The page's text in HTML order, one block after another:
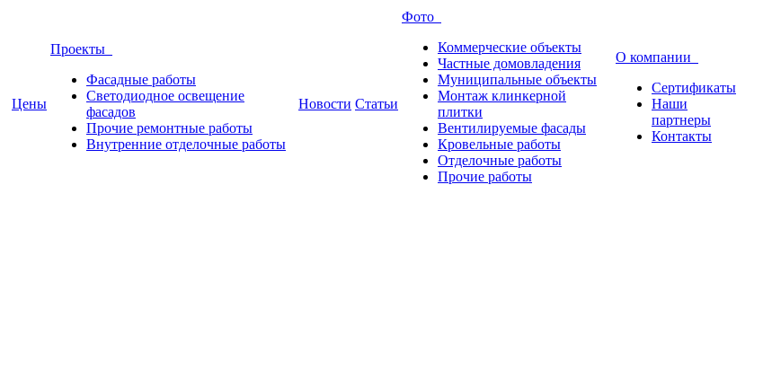
Цены
Проекты
Фасадные работы
Светодиодное освещение
фасадов
Прочие ремонтные работы
Внутренние отделочные работы
Новости Статьи
Фото
Коммерческие объекты
Частные домовладения
Муниципальные объекты
Монтаж клинкерной
плитки
Вентилируемые фасады
Кровельные работы
Отделочные работы
Прочие работы
О компании
Сертификаты
Наши
партнеры
Контакты